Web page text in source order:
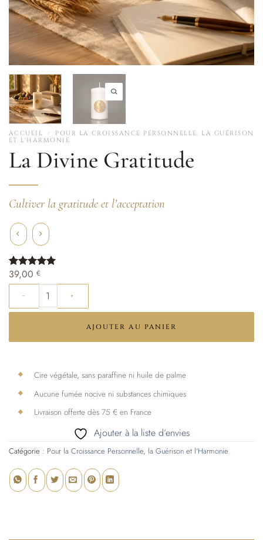
ACCUEIL /
POUR LA CROISSANCE PERSONNELLE, LA GUÉRISON
ET L'HARMONIE
La Divine Gratitude
Cultiver la gratitude et l’acceptation
Noté4.92
sur 5 basé
12
client
39,00 €
quantité de La Divine Gratitude
AJOUTER AU PANIER
Cire végétale, sans paraffine ni huile de palme
Aucune fumée nocive ni substances chimiques
Livraison offerte dès 75 € en France
Ajouter à la liste d’envies
Catégorie : Pour la Croissance Personnelle, la Guérison et l'Harmonie